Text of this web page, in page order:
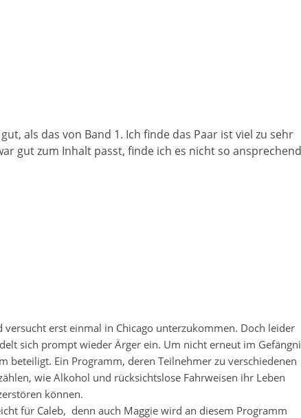
als das von Band 1. Ich finde das Paar ist viel zu sehr
gut zum Inhalt passt, finde ich es nicht so
versucht erst einmal in Chicago unterzukommen. Doch leider
sich prompt wieder Ärger ein. Um nicht erneut im
beteiligt. Ein Programm, deren Teilnehmer zu verschiedenen
wie Alkohol und rücksichtslose Fahrweisen ihr Leben
können.
für Caleb, denn auch Maggie wird an diesem Programm